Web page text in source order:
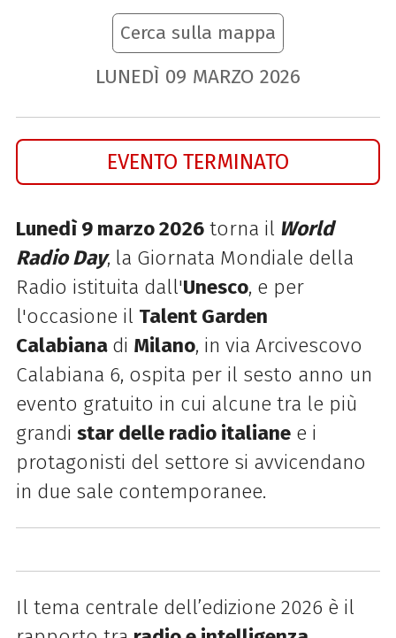
Cerca sulla mappa
LUNEDÌ 09 MARZO 2026
EVENTO TERMINATO
Lunedì 9 marzo 2026torna il World
Radio Day, la Giornata Mondiale della
Radio istituita dall'Unesco, e per
l'occasione il Talent Garden
Calabiana di Milano, in via Arcivescovo
Calabiana 6, ospita per il sesto anno un
evento gratuito in cui alcune tra le più
grandi star delle radio italianee i
protagonisti del settore si avvicendano
in due sale contemporanee.
Il tema centrale dell’edizione 2026 è il